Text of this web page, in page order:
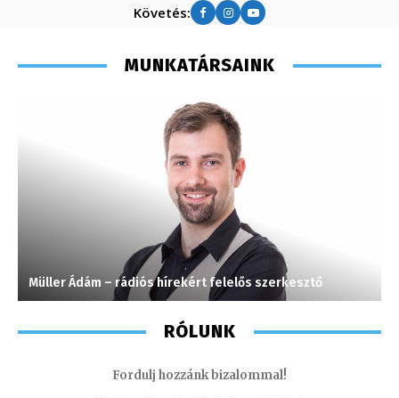
Követés:
MUNKATÁRSAINK
Müller Ádám – rádiós hírekért felelős szerkesztő
RÓLUNK
Fordulj hozzánk bizalommal!